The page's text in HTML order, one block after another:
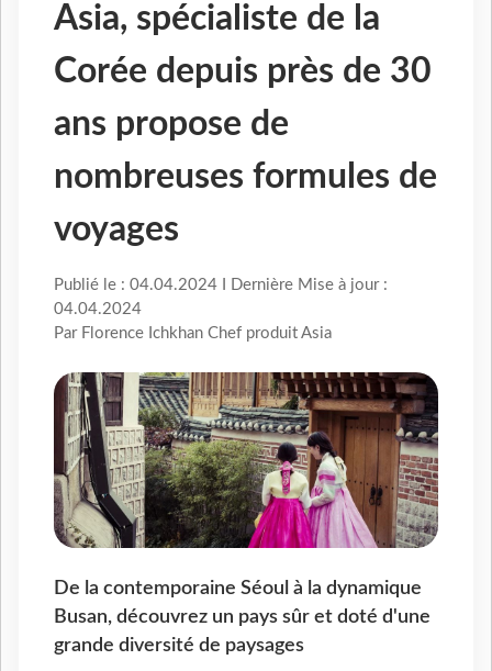
Asia, spécialiste de la
Corée depuis près de 30
ans propose de
nombreuses formules de
voyages
Publié le : 04.04.2024 I Dernière Mise à jour :
04.04.2024
Par Florence Ichkhan Chef produit Asia
De la contemporaine Séoul à la dynamique
Busan, découvrez un pays sûr et doté d'une
grande diversité de paysages